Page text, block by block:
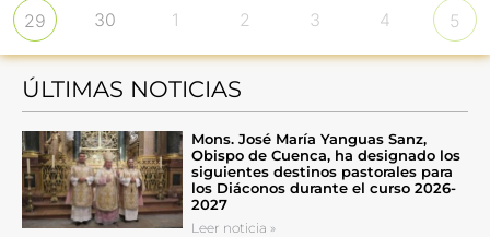
29 30 1 2 3 4 5
ÚLTIMAS NOTICIAS
Mons. José María Yanguas Sanz,
Obispo de Cuenca, ha designado los
siguientes destinos pastorales para
los Diáconos durante el curso 2026-
2027
Leer noticia »